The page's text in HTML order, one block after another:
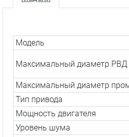
Модель
Максимальный диаметр РВД
Максимальный диаметр
Тип привода
Мощность двигателя
Уровень шума